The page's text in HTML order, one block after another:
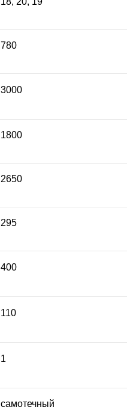
780
3000
1800
2650
295
400
110
1
самотечный